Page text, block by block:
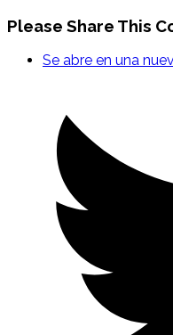
Please Share This
Se abre en una